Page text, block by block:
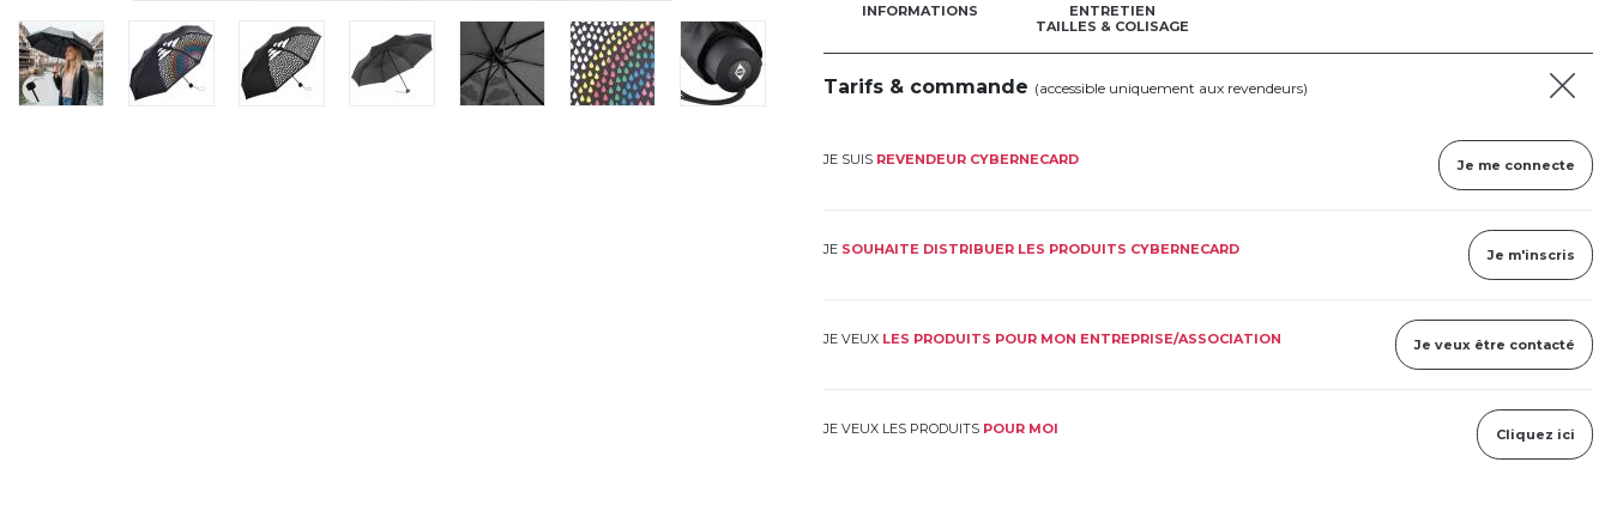
INFORMATIONS
ENTRETIEN
TAILLES & COLISAGE
Tarifs & commande (accessible uniquement aux revendeurs)
JE SUIS REVENDEUR CYBERNECARD Je me connecte
JE SOUHAITE DISTRIBUER LES PRODUITS CYBERNECARD Je m'inscris
JE VEUX LES PRODUITS POUR MON ENTREPRISE/ASSOCIATION Je veux être contacté
JE VEUX LES PRODUITS POUR MOI Cliquez ici